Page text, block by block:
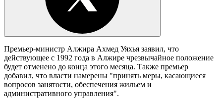
Премьер-министр Алжира Ахмед Уяхья заявил, что
действующее с 1992 года в Алжире чрезвычайное положение
будет отменено до конца этого месяца. Также премьер
добавил, что власти намерены "принять меры, касающиеся
вопросов занятости, обеспечения жильем и
административного управления".